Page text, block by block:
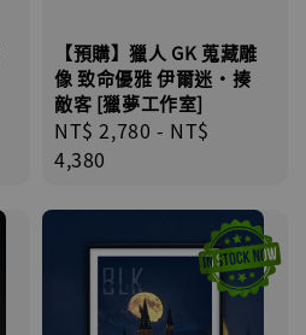
【預購】獵人 GK 蒐藏雕
像 致命優雅 伊爾迷·揍
敵客 [獵夢工作室]
Regular
price
NT$ 2,780 - NT$
4,380